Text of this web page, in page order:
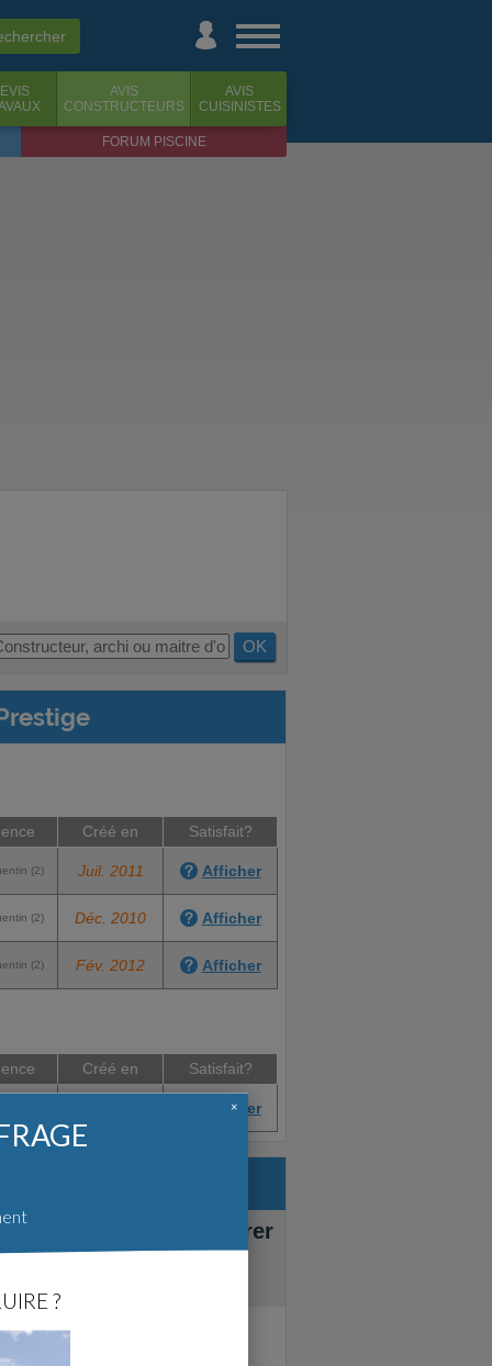
AVIS
CONSTRUCTEURS
AVIS
CUISINISTES
FORUM PISCINE
OK
Créé en
Satisfait?
(2) Juil. 2011 Afficher
(2) Déc. 2010 Afficher
(2) Fév. 2012 Afficher
Créé en
Satisfait?
Afficher
:
maisons : faites chiffrer
?
×